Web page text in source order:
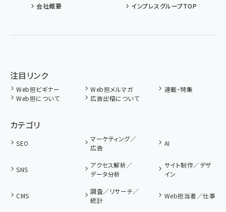
会社概要
インプレスグループTOP
注目リンク
Web担ビギナー Web担メルマガ
連載・特集
Web担について
広告出稿について
カテゴリ
SEO
マーケティング／
広告
AI
SNS
アクセス解析／
データ分析
サイト制作／デザ
イン
CMS
調査／リサーチ／
統計
Web担当者／仕事